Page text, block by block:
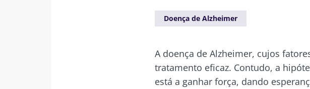
Doença de Alzheimer
A doença de Alzheimer, cujos
tratamento eficaz. Contudo, a
está a ganhar força, dando